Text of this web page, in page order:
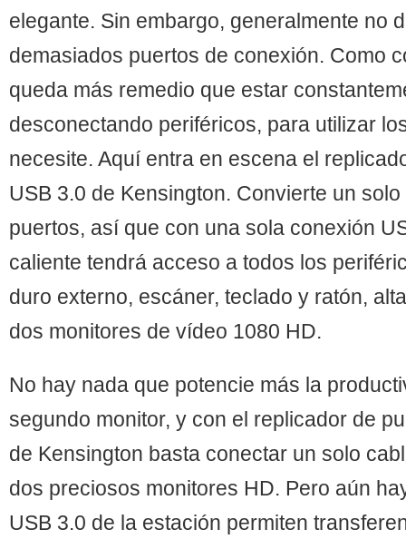
elegante. Sin embargo, generalmente no
demasiados puertos de conexión. Como
queda más remedio que estar
desconectando periféricos, para utilizar
necesite. Aquí entra en escena el
USB 3.0 de Kensington. Convierte un
puertos, así que con una sola conexión
caliente tendrá acceso a todos los
duro externo, escáner, teclado y ratón,
dos monitores de vídeo 1080 HD.
No hay nada que potencie más la
segundo monitor, y con el replicador de
de Kensington basta conectar un solo
dos preciosos monitores HD. Pero aún
USB 3.0 de la estación permiten